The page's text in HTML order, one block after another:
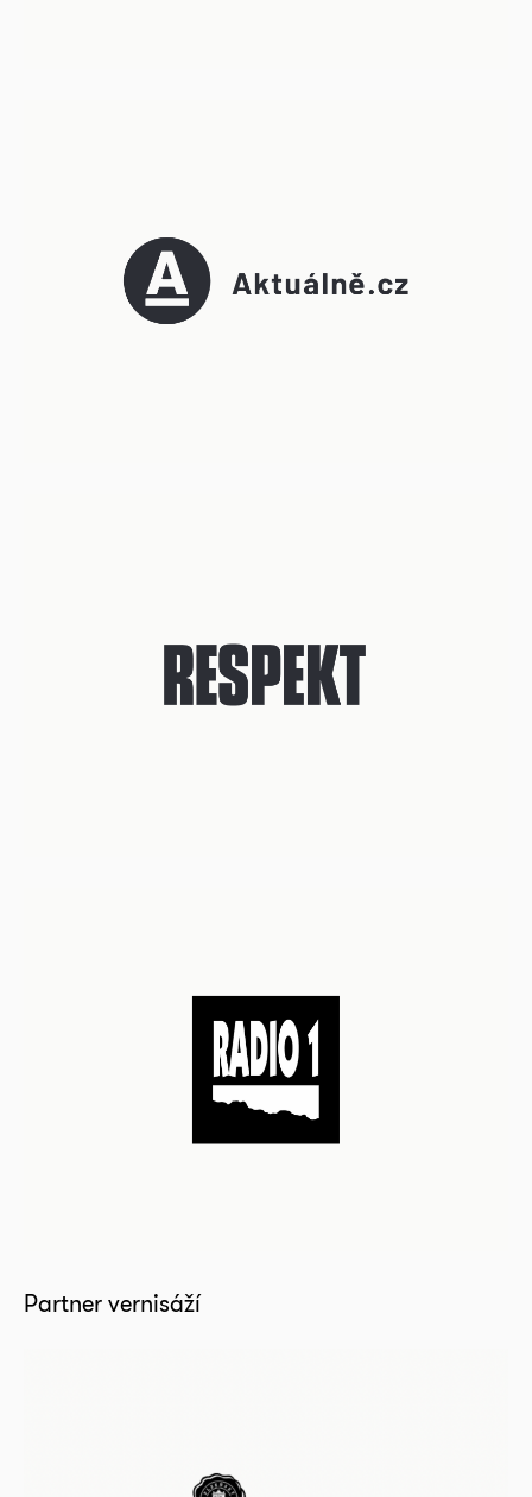
Partner vernisáží